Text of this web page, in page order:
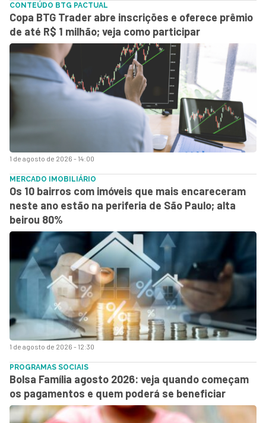
1 de agosto de 2026 - 14:00
CONTEÚDO BTG PACTUAL
Copa BTG Trader abre inscrições e oferece prêmio
de até R$ 1 milhão; veja como participar
1 de agosto de 2026 - 12:30
MERCADO IMOBILIÁRIO
Os 10 bairros com imóveis que mais encareceram
neste ano estão na periferia de São Paulo; alta
beirou 80%
PROGRAMAS SOCIAIS
Bolsa Família agosto 2026: veja quando começam
os pagamentos e quem poderá se beneficiar